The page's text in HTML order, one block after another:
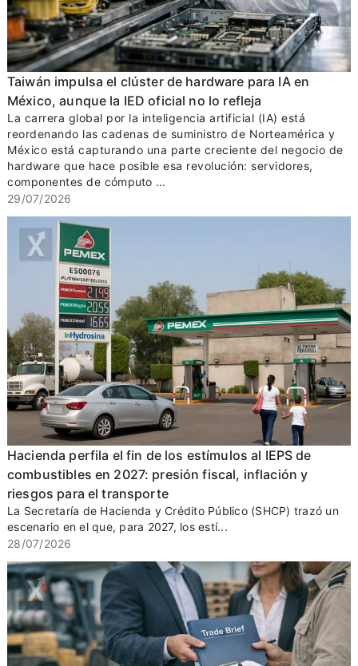
Taiwán impulsa el clúster de hardware para IA en
México, aunque la IED oficial no lo refleja
La carrera global por la inteligencia artificial (IA) está
reordenando las cadenas de suministro de Norteamérica y
México está capturando una parte creciente del negocio de
hardware que hace posible esa revolución: servidores,
componentes de cómputo ...
29/07/2026
Hacienda perfila el fin de los estímulos al IEPS de
combustibles en 2027: presión fiscal, inflación y
riesgos para el transporte
La Secretaría de Hacienda y Crédito Público (SHCP) trazó un
escenario en el que, para 2027, los estí...
28/07/2026